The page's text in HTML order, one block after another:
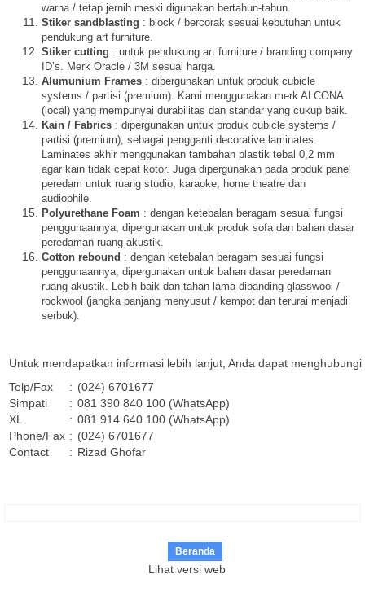
warna / tetap jernih meski digunakan bertahun-tahun.
Stiker sandblasting : block / bercorak sesuai kebutuhan untuk
pendukung art furniture.
Stiker cutting : untuk pendukung art furniture / branding company
ID’s. Merk Oracle / 3M sesuai harga.
Alumunium Frames : dipergunakan untuk produk cubicle
systems / partisi (premium). Kami menggunakan merk ALCONA
(local) yang mempunyai durabilitas dan standar yang cukup baik.
Kain / Fabrics : dipergunakan untuk produk cubicle systems /
partisi (premium), sebagai pengganti decorative laminates.
Laminates akhir menggunakan tambahan plastik tebal 0,2 mm
agar kain tidak cepat kotor. Juga dipergunakan pada produk panel
peredam untuk ruang studio, karaoke, home theatre dan
audiophile.
Polyurethane Foam : dengan ketebalan beragam sesuai fungsi
penggunaannya, dipergunakan untuk produk sofa dan bahan dasar
peredaman ruang akustik.
Cotton rebound : dengan ketebalan beragam sesuai fungsi
penggunaannya, dipergunakan untuk bahan dasar peredaman
ruang akustik. Lebih baik dan tahan lama dibanding glasswool /
rockwool (jangka panjang menyusut / kempot dan terurai menjadi
serbuk).
Untuk mendapatkan informasi lebih lanjut, Anda dapat menghubungi
Telp/Fax
: (024) 6701677
Simpati
: 081 390 840 100 (WhatsApp)
XL
: 081 914 640 100 (WhatsApp)
Phone/Fax : (024) 6701677
Contact
: Rizad Ghofar
Beranda
Lihat versi web